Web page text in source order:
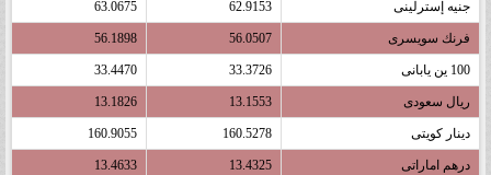
جنيه إسترلينى 62.9153
63.0675
فرنك سويسرى 56.0507
56.1898
100 ين يابانى 33.3726
33.4470
ريال سعودى 13.1553
13.1826
دينار كويتى 160.5278
160.9055
درهم اماراتى 13.4325
13.4633